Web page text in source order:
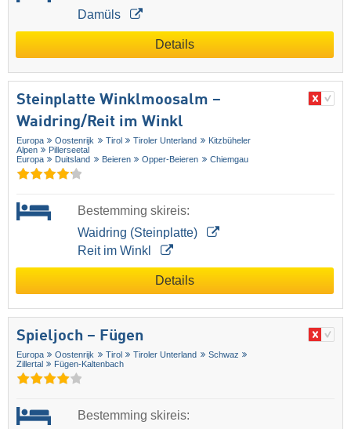
Damüls
Details
Steinplatte Winklmoosalm –
Waidring/​Reit im Winkl
Europa Oostenrijk Tirol Tiroler Unterland
Kitzbüheler
Alpen
Pillerseetal
Europa
Duitsland Beieren Opper-Beieren Chiemgau
Bestemming skireis:
Waidring (Steinplatte)
Reit im Winkl
Details
Spieljoch – Fügen
Europa Oostenrijk Tirol Tiroler Unterland
Schwaz
Zillertal
Fügen-Kaltenbach
Bestemming skireis: